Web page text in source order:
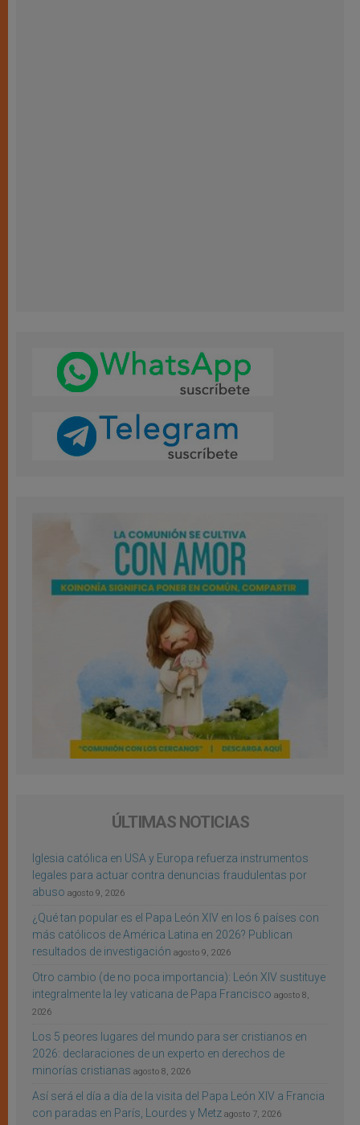
ÚLTIMAS NOTICIAS
Iglesia católica en USA y Europa refuerza instrumentos
legales para actuar contra denuncias fraudulentas por
abuso agosto 9, 2026
¿Qué tan popular es el Papa León XIV en los 6 países con
más católicos de América Latina en 2026? Publican
resultados de investigación agosto 9, 2026
Otro cambio (de no poca importancia): León XIV sustituye
integralmente la ley vaticana de Papa Francisco agosto 8,
2026
Los 5 peores lugares del mundo para ser cristianos en
2026: declaraciones de un experto en derechos de
minorías cristianas agosto 8, 2026
Así será el día a día de la visita del Papa León XIV a Francia
con paradas en París, Lourdes y Metz agosto 7, 2026